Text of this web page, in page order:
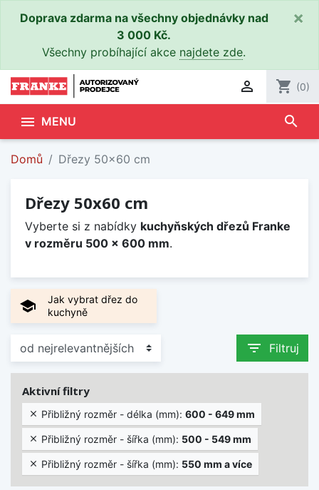
Doprava zdarma na všechny objednávky nad
3 000 Kč.
Všechny probíhající akce najdete zde.
×
 shopping_cart (0)
 MENU search
Domů Dřezy 50x60 cm
Dřezy 50x60 cm
Vyberte si z nabídky kuchyňských dřezů Franke
v rozměru 500 x 600 mm.
school
Jak vybrat dřez do
kuchyně
filter_list Filtruj
Aktivní filtry
 Přibližný rozměr - délka (mm): 600 - 649 mm
 Přibližný rozměr - šířka (mm): 500 - 549 mm
 Přibližný rozměr - šířka (mm): 550 mm a více